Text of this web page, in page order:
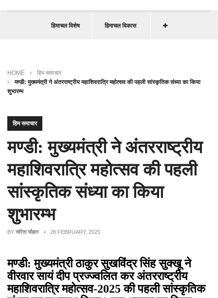
हिमाचल विशेष हिमाचल विकास
HOME
हिम समाचार
मण्डी: मुख्यमंत्री ने अंतरराष्ट्रीय महाशिवरात्रि महोत्सव की पहली सांस्कृतिक संध्या का किया
शुभारम्भ
हिम समाचार
मण्डी: मुख्यमंत्री ने अंतरराष्ट्रीय
महाशिवरात्रि महोत्सव की पहली
सांस्कृतिक संध्या का किया
शुभारम्भ
BY सरिता चौहान • 28 FEBRUARY, 2025
मण्डी: मुख्यमंत्री ठाकुर सुखविंद्र सिंह सुक्खू ने
वीरवार सायं दीप प्रज्ज्वलित कर अंतरराष्ट्रीय
महाशिवरात्रि महोत्सव-2025 की पहली सांस्कृतिक